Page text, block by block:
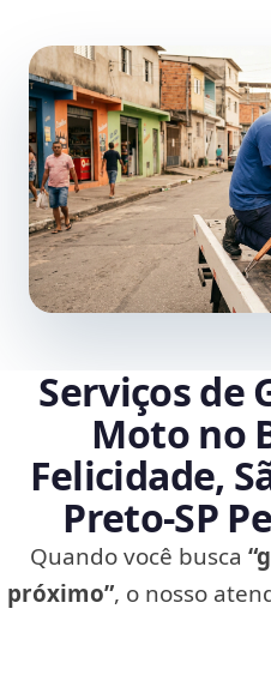
Serviços de
Moto no
Felicidade,
Preto‑SP
Quando você busca
próximo”, o nosso